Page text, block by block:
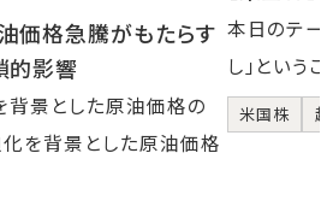
価格急騰がもたらす
的影響
背景とした原油価格の
を背景とした原油価格
本日のテー
し」という
米国株